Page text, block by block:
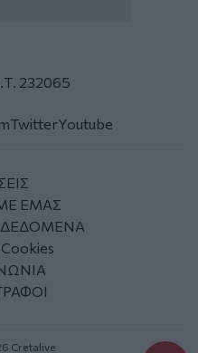
232065
TwitterYoutube
ΕΜΑΣ
Cretalive